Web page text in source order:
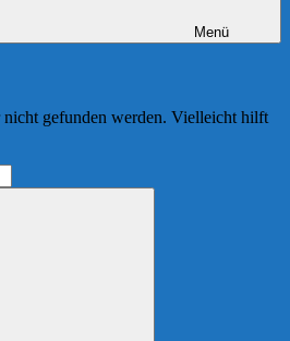
Menü
nicht gefunden werden. Vielleicht hilft